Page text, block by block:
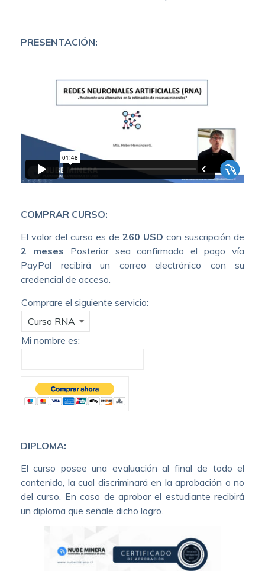
PRESENTACIÓN:
COMPRAR CURSO:
El valor del curso es de 260 USD con suscripción de
2 meses Posterior sea confirmado el pago vía
PayPal recibirá un correo electrónico con su
credencial de acceso.
Comprare el siguiente servicio:
Mi nombre es:
DIPLOMA:
El curso posee una evaluación al final de todo el
contenido, la cual discriminará en la aprobación o no
del curso. En caso de aprobar el estudiante recibirá
un diploma que señale dicho logro.